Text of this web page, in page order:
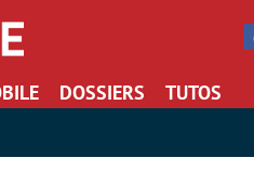
DOSSIERS TUTOS